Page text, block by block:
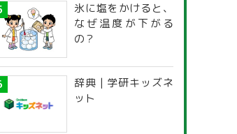
氷に塩をかけると、
なぜ温度が下がる
の？
辞典 | 学研キッズネ
ット